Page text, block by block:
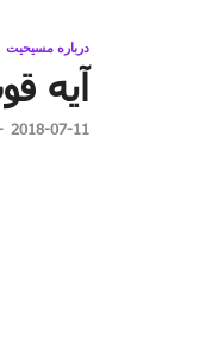
درباره مسیحیت
آیه قوت
2018-07-11